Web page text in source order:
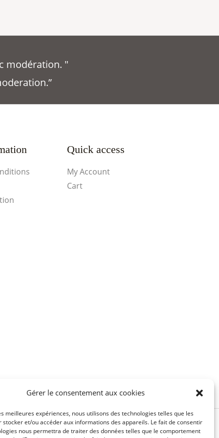
Gérer le consentement aux cookies
meilleures expériences, nous utilisons des technologies telles que les
stocker et/ou accéder aux informations des appareils. Le fait de consentir
nous permettra de traiter des données telles que le comportement
modération. "
Quick access
My Account
Cart